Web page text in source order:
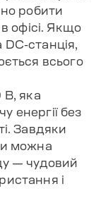
робити
офісі. Якщо
станція,
всього
В, яка
енергії без
Завдяки
можна
— чудовий
і